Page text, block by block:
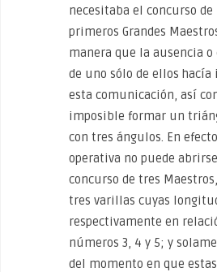
necesitaba el concurso de
primeros Grandes
manera que la ausencia o
de uno sólo de ellos hacía
esta comunicación, así
imposible formar un
con tres ángulos. En
operativa no puede
concurso de tres
tres varillas cuyas
respectivamente en
números 3, 4 y 5; y
del momento en que